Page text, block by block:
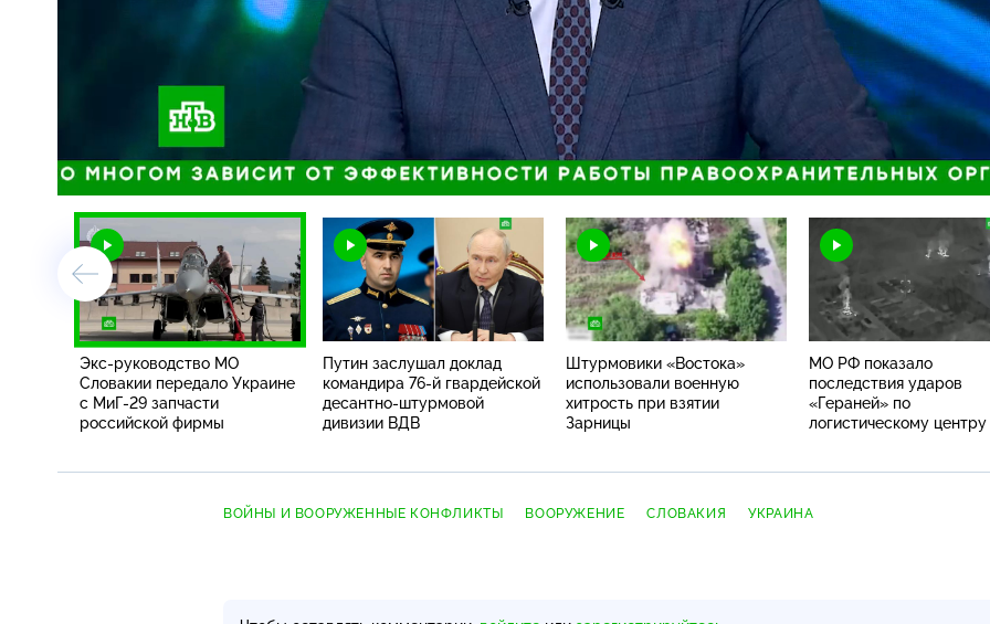
/
Загрузка
87.34%
Экс-руководство МО
Словакии передало Украине
с МиГ-29 запчасти
российской фирмы
Путин заслушал доклад
командира 76-й гвардейской
десантно-штурмовой
дивизии ВДВ
Штурмовики «Востока»
использовали военную
хитрость при взятии
Зарницы
МО РФ показало
последствия ударов
«Гераней» по
логистическому центру
ВОЙНЫ И ВООРУЖЕННЫЕ КОНФЛИКТЫ ВООРУЖЕНИЕ СЛОВАКИЯ УКРАИНА